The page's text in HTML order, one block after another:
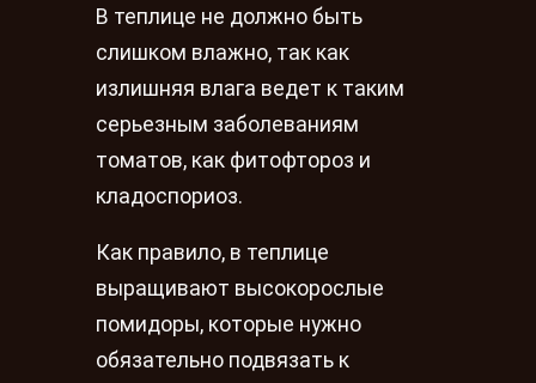
В теплице не должно быть
слишком влажно, так как
излишняя влага ведет к таким
серьезным заболеваниям
томатов, как фитофтороз и
кладоспориоз.
Как правило, в теплице
выращивают высокорослые
помидоры, которые нужно
обязательно подвязать к